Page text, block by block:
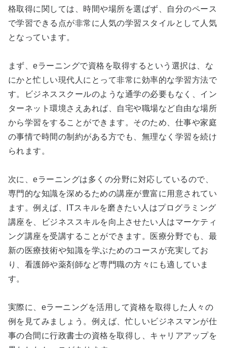
格取得に関しては、時間や場所を選ばず、自分のペース
で学習できる点が非常に人気の学習スタイルとして人気
となっています。
まず、eラーニングで資格を取得するという選択は、な
にかと忙しい現代人にとって非常に効率的な学習方法で
す。ビジネススクールのような通学の必要もなく、イン
ターネット環境さえあれば、自宅や職場など自由な場所
から学習をすることができます。そのため、仕事や家庭
の事情で時間の制約がある方でも、無理なく学習を続け
られます。
次に、eラーニングは多くの分野に対応しているので、
専門的な知識を深めるための講座が豊富に用意されてい
ます。例えば、ITスキルを磨きたい人はプログラミング
講座を、ビジネススキルを向上させたい人はマーケティ
ング講座を受講することができます。医療分野でも、最
新の医療技術や知識を学ぶためのコースが充実してお
り、看護師や薬剤師など専門職の方々にも適していま
す。
実際に、eラーニングを活用して資格を取得した人々の
例を見てみましょう。例えば、忙しいビジネスマンが仕
事の合間に行政書士の資格を取得し、キャリアアップを